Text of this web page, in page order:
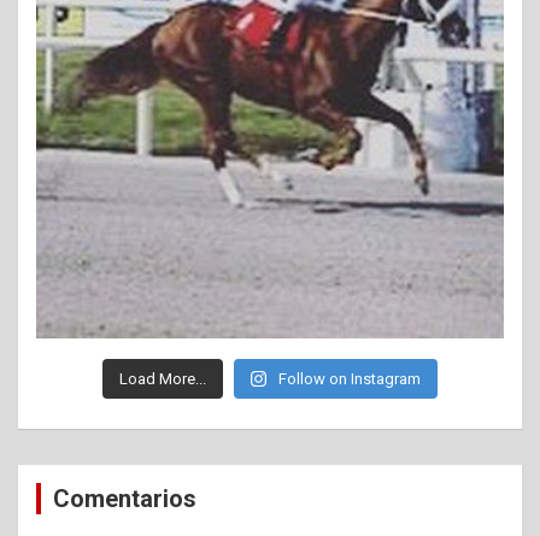
Load More... Follow on Instagram
Comentarios